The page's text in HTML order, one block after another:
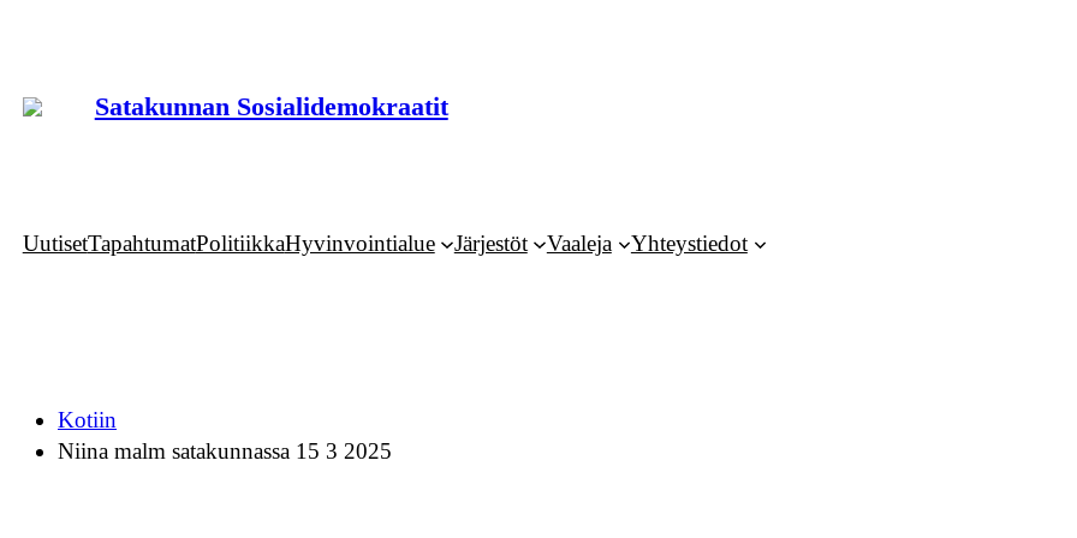
Satakunnan Sosialidemokraatit
UutisetTapahtumatPolitiikkaHyvinvointialue Järjestöt Vaaleja Yhteystiedot
Kotiin
Niina malm satakunnassa 15 3 2025